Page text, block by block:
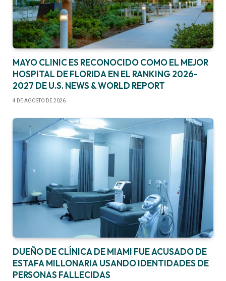
MAYO CLINIC ES RECONOCIDO COMO EL MEJOR
HOSPITAL DE FLORIDA EN EL RANKING 2026-
2027 DE U.S. NEWS & WORLD REPORT
4 DE AGOSTO DE 2026
DUEÑO DE CLÍNICA DE MIAMI FUE ACUSADO DE
ESTAFA MILLONARIA USANDO IDENTIDADES DE
PERSONAS FALLECIDAS